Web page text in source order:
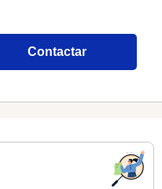
Contactar